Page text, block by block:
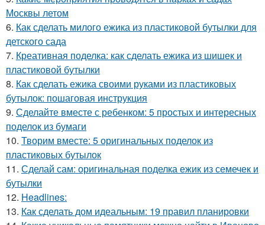
Москвы летом
6. Как сделать милого ежика из пластиковой бутылки для
детского сада
7. Креативная поделка: как сделать ежика из шишек и
пластиковой бутылки
8. Как сделать ежика своими руками из пластиковых
бутылок: пошаговая инструкция
9. Сделайте вместе с ребенком: 5 простых и интересных
поделок из бумаги
10. Творим вместе: 5 оригинальных поделок из
пластиковых бутылок
11. Сделай сам: оригинальная поделка ежик из семечек и
бутылки
12. Headlines:
13. Как сделать дом идеальным: 19 правил планировки